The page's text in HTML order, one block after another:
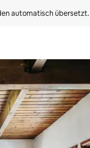
automatisch übersetzt.